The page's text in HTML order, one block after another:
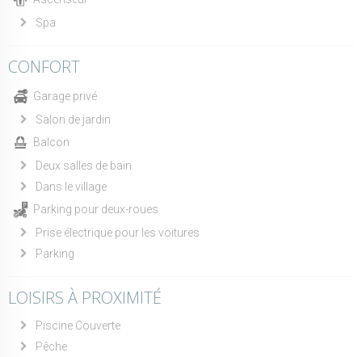
Spa
CONFORT
Garage privé
Salon de jardin
Balcon
Deux salles de bain
Dans le village
Parking pour deux-roues
Prise électrique pour les voitures
Parking
LOISIRS À PROXIMITÉ
Piscine Couverte
Pêche